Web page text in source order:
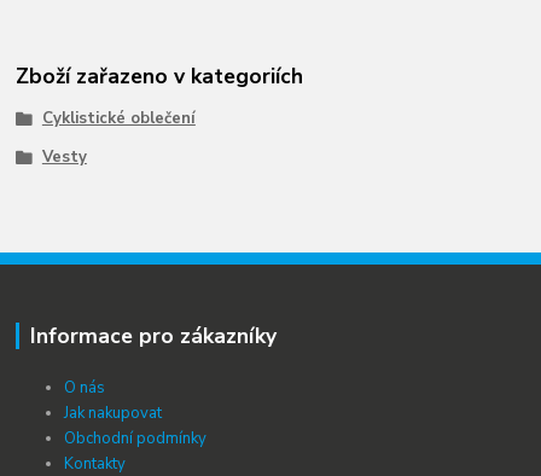
Zboží zařazeno v kategoriích
Cyklistické oblečení
Vesty
Informace pro zákazníky
O nás
Jak nakupovat
Obchodní podmínky
Kontakty